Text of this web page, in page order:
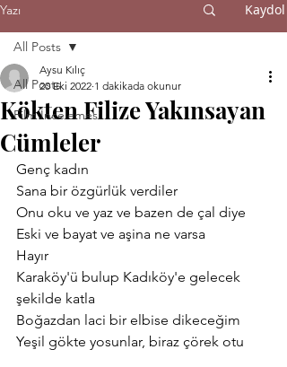
Yazı Kaydol
All Posts
Film İncelemesi
All Posts
Kökten Filize Yakınsayan
Cümleler
Aysu Kılıç
20 Eki 2022 1 dakikada okunur
Genç kadın
Sana bir özgürlük verdiler
Onu oku ve yaz ve bazen de çal diye
Eski ve bayat ve aşina ne varsa
Hayır
Karaköy'ü bulup Kadıköy'e gelecek
şekilde katla
Boğazdan laci bir elbise dikeceğim
Yeşil gökte yosunlar, biraz çörek otu